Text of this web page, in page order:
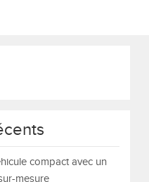
compact avec un
mesure